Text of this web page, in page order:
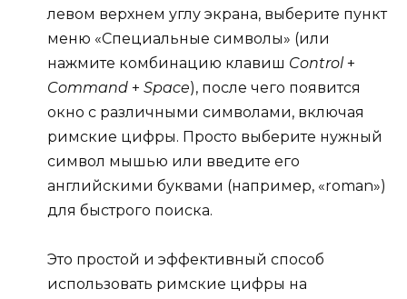
левом верхнем углу экрана, выберите пункт
меню «Специальные символы» (или
нажмите комбинацию клавиш Control+
Command + Space), после чего появится
окно с различными символами, включая
римские цифры. Просто выберите нужный
символ мышью или введите его
английскими буквами (например, «roman»)
для быстрого поиска.
Это простой и эффективный способ
использовать римские цифры на